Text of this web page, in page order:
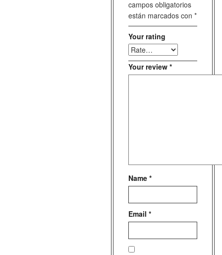
campos obligatorios
están marcados con *
Your rating
Your review *
Name *
Email *